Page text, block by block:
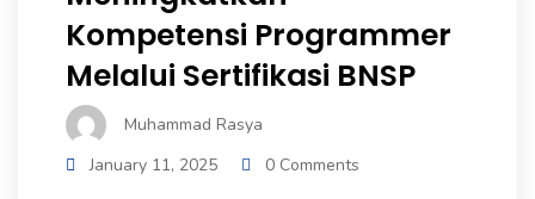
Kompetensi Programmer
Melalui Sertifikasi BNSP
Muhammad Rasya
January 11, 2025
0 Comments